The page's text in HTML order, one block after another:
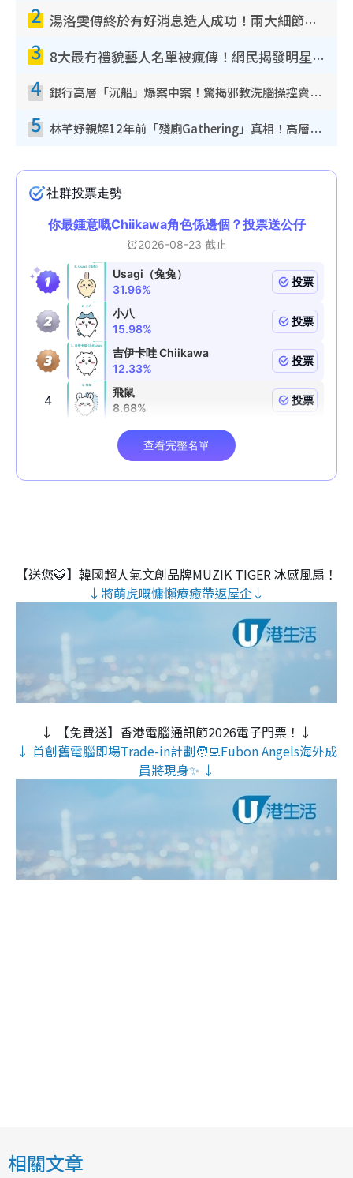
2 湯洛雯傳終於有好消息造人成功！兩大細節曝孕味極濃惹猜測：大肚婆先會咁！
3 8大最冇禮貌藝人名單被瘋傳！網民揭發明星真面目 一致數臭呢位係無品天花板？
4 銀行高層「沉船」爆案中案！驚揭邪教洗腦操控賣淫被吞600萬 幕後黑手講多錯多
5 林芊妤親解12年前「殘廁Gathering」真相！高層解約一句話重創尊嚴至今拒返TVB
【送您🐯】韓國超人氣文創品牌MUZIK TIGER 冰感風扇！
↓將萌虎嘅慵懶療癒帶返屋企↓
↓ 【免費送】香港電腦通訊節2026電子門票！↓
↓ 首創舊電腦即場Trade-in計劃🧑‍💻Fubon Angels海外成
員將現身✨ ↓
相關文章